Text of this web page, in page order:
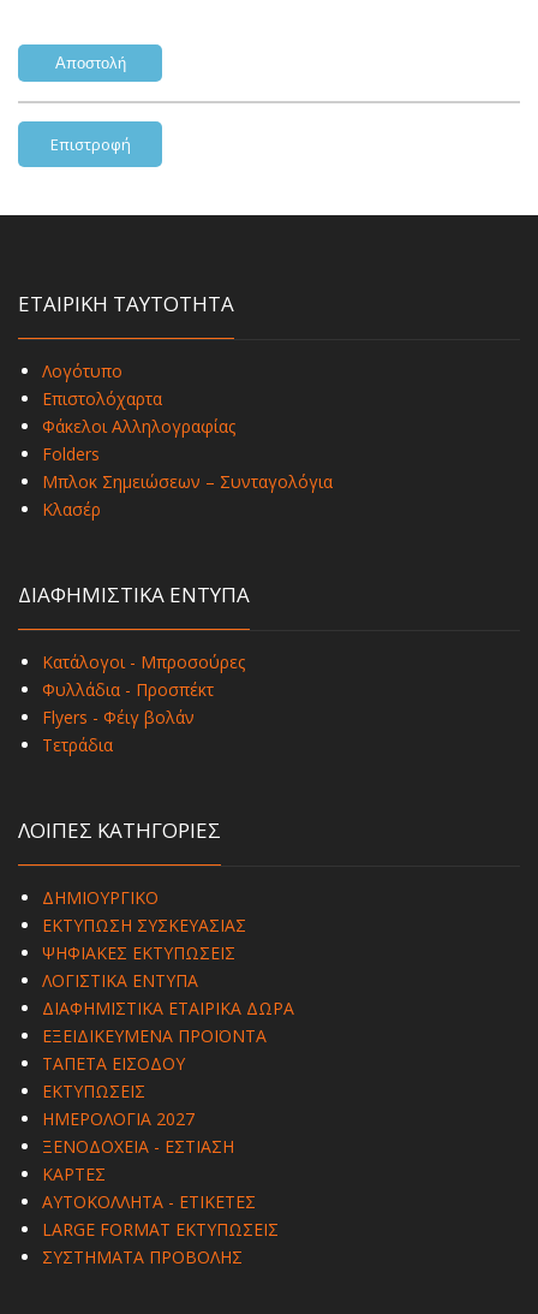
Επιστροφή
ΕΤΑΙΡΙΚΗ ΤΑΥΤΟΤΗΤΑ
Λογότυπο
Επιστολόχαρτα
Φάκελοι Αλληλογραφίας
Folders
Μπλοκ Σημειώσεων – Συνταγολόγια
Κλασέρ
ΔΙΑΦΗΜΙΣΤΙΚΑ ΕΝΤΥΠΑ
Κατάλογοι - Μπροσούρες
Φυλλάδια - Προσπέκτ
Flyers - Φέιγ βολάν
Τετράδια
ΛΟΙΠΕΣ ΚΑΤΗΓΟΡΙΕΣ
ΔΗΜΙΟΥΡΓΙΚΟ
ΕΚΤΥΠΩΣΗ ΣΥΣΚΕΥΑΣΙΑΣ
ΨΗΦΙΑΚΕΣ ΕΚΤΥΠΩΣΕΙΣ
ΛΟΓΙΣΤΙΚΑ ΕΝΤΥΠΑ
ΔΙΑΦΗΜΙΣΤΙΚΑ ΕΤΑΙΡΙΚΑ ΔΩΡΑ
ΕΞΕΙΔΙΚΕΥΜΕΝΑ ΠΡΟΪΟΝΤΑ
ΤΑΠΕΤΑ ΕΙΣΟΔΟΥ
ΕΚΤΥΠΩΣΕΙΣ
ΗΜΕΡΟΛΟΓΙΑ 2027
ΞΕΝΟΔΟΧΕΙΑ - ΕΣΤΙΑΣΗ
ΚΑΡΤΕΣ
ΑΥΤΟΚΟΛΛΗΤΑ - ΕΤΙΚΕΤΕΣ
LARGE FORMAT ΕΚΤΥΠΩΣΕΙΣ
ΣΥΣΤΗΜΑΤΑ ΠΡΟΒΟΛΗΣ